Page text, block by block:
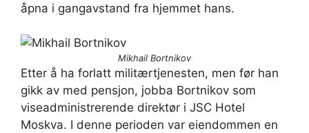
åpna i gangavstand fra hjemmet hans.
Mikhail Bortnikov
Etter å ha forlatt militærtjenesten, men før han
gikk av med pensjon, jobba Bortnikov som
viseadministrerende direktør i JSC Hotel
Moskva. I denne perioden var eiendommen en